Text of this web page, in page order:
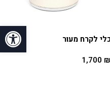
פתח
לקרח מעור
1,700 ₪